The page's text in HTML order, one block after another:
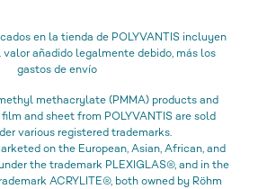
en la tienda de POLYVANTIS incluyen
añadido legalmente debido, más los
gastos de envío
methacrylate (PMMA) products and
and sheet from POLYVANTIS are sold
various registered trademarks.
on the European, Asian, African, and
the trademark PLEXIGLAS®, and in the
ACRYLITE®, both owned by Röhm